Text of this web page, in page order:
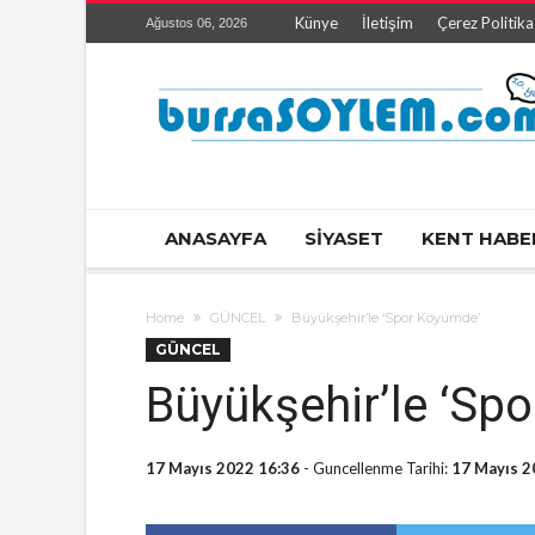
Ağustos 06, 2026 Künye İletişim Çerez
ANASAYFA SİYASET KENT
Home GÜNCEL Büyükşehir’le ‘Spor Köyümde’
GÜNCEL
Büyükşehir’le
17 Mayıs 2022 16:36 - Guncellenme Tarihi: 17 Mayıs